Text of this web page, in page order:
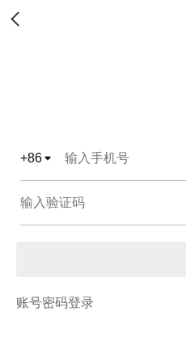
+86
账号密码登录